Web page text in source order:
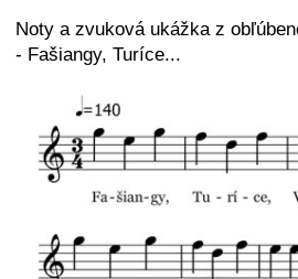
Noty a zvuková ukážka z
- Fašiangy, Turíce...